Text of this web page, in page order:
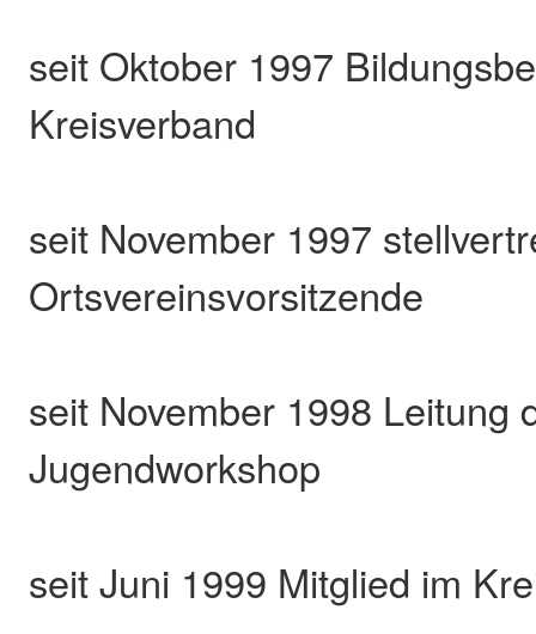
seit Oktober 1997
Kreisverband
seit November 1997
Ortsvereinsvorsitzende
seit November 1998 Leitung
Jugendworkshop
seit Juni 1999 Mitglied im